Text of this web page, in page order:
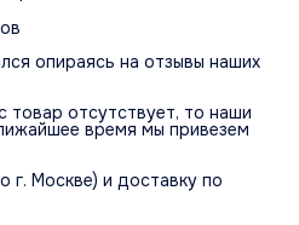
опираясь на отзывы наших
товар отсутствует, то наши
время мы привезем
г. Москве) и доставку по